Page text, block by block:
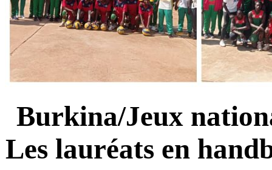
Burkina/Jeux
Les lauréats en